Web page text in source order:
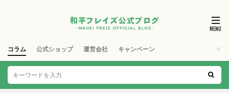
コラム 公式ショップ 運営会社 キャンペーン